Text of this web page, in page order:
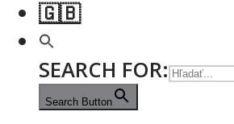
SEARCH FOR:
Search Button